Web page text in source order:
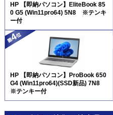
HP 【即納パソコン】EliteBook 85
0 G5 (Win11pro64) 5N8 ※テンキ
ー付
HP 【即納パソコン】ProBook 650
G4 (Win11pro64)(SSD新品) 7N8
※テンキー付